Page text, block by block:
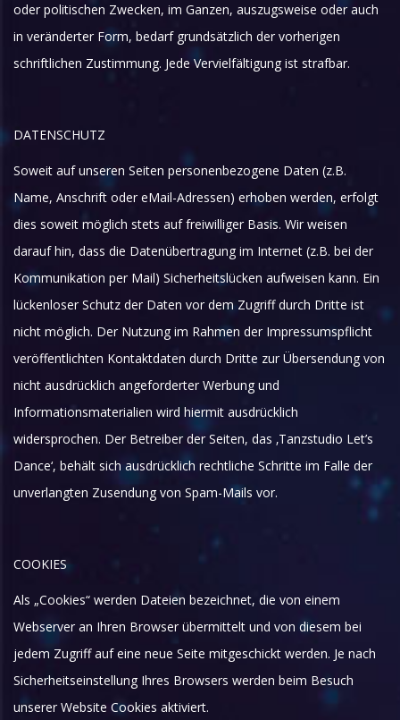
oder politischen Zwecken, im Ganzen, auszugsweise oder auch
in veränderter Form, bedarf grundsätzlich der vorherigen
schriftlichen Zustimmung. Jede Vervielfältigung ist strafbar.
DATENSCHUTZ
Soweit auf unseren Seiten personenbezogene Daten (z.B.
Name, Anschrift oder eMail-Adressen) erhoben werden, erfolgt
dies soweit möglich stets auf freiwilliger Basis. Wir weisen
darauf hin, dass die Datenübertragung im Internet (z.B. bei der
Kommunikation per Mail) Sicherheitslücken aufweisen kann. Ein
lückenloser Schutz der Daten vor dem Zugriff durch Dritte ist
nicht möglich. Der Nutzung im Rahmen der Impressumspflicht
veröffentlichten Kontaktdaten durch Dritte zur Übersendung von
nicht ausdrücklich angeforderter Werbung und
Informationsmaterialien wird hiermit ausdrücklich
widersprochen. Der Betreiber der Seiten, das ‚Tanzstudio Let’s
Dance‘, behält sich ausdrücklich rechtliche Schritte im Falle der
unverlangten Zusendung von Spam-Mails vor.
COOKIES
Als „Cookies“ werden Dateien bezeichnet, die von einem
Webserver an Ihren Browser übermittelt und von diesem bei
jedem Zugriff auf eine neue Seite mitgeschickt werden. Je nach
Sicherheitseinstellung Ihres Browsers werden beim Besuch
unserer Website Cookies aktiviert.